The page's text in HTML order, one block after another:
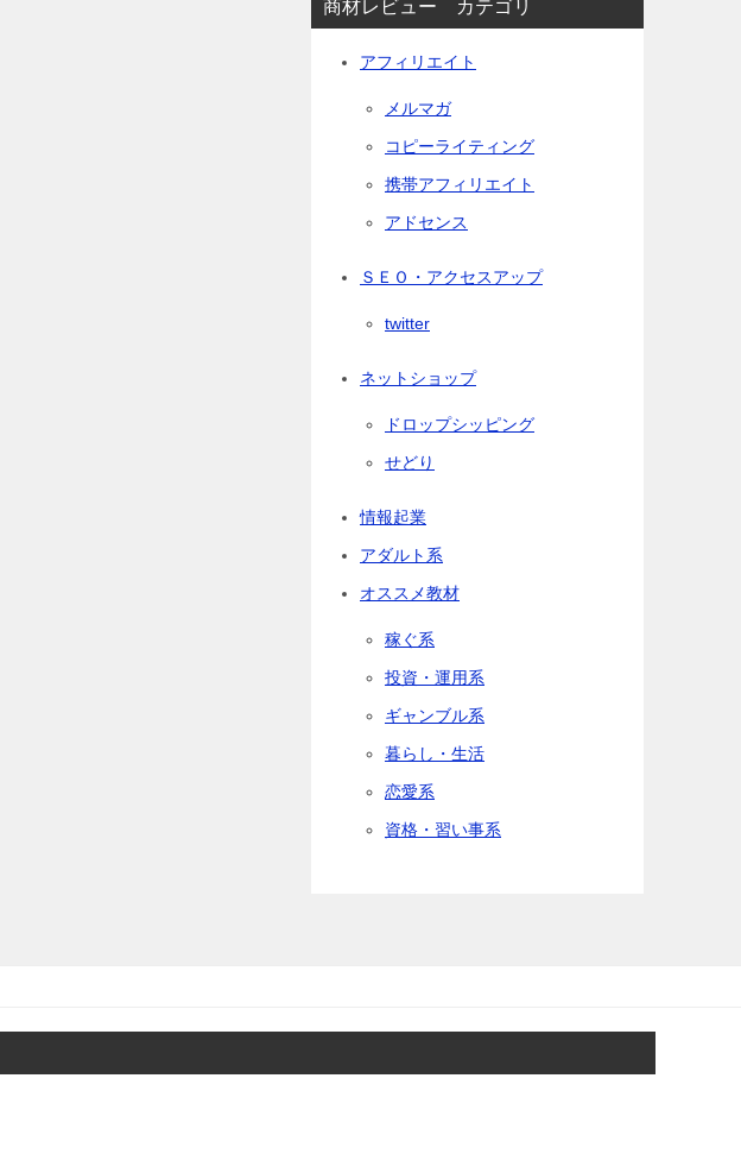
商材レビュー カテゴリ
アフィリエイト
メルマガ
コピーライティング
携帯アフィリエイト
アドセンス
ＳＥＯ・アクセスアップ
twitter
ネットショップ
ドロップシッピング
せどり
情報起業
アダルト系
オススメ教材
稼ぐ系
投資・運用系
ギャンブル系
暮らし・生活
恋愛系
資格・習い事系